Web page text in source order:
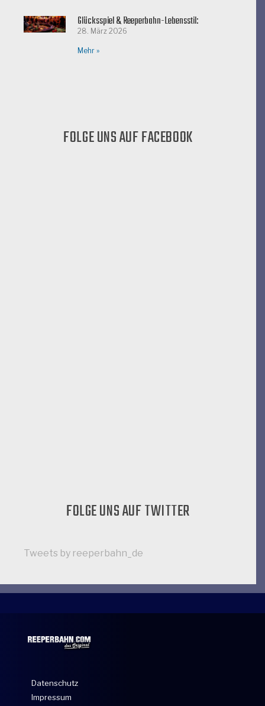
Glücksspiel & Reeperbahn-Lebensstil:
28. März 2026
Mehr »
FOLGE UNS AUF FACEBOOK
FOLGE UNS AUF TWITTER
Tweets by reeperbahn_de
Datenschutz
Impressum